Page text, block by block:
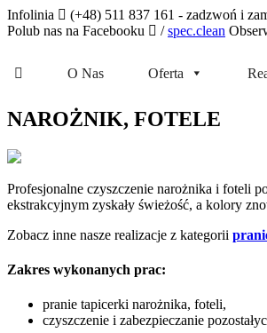
Infolinia
(+48) 511 837 161 - zadzwoń i
Polub nas na Facebooku
/spec.clean
O Nas Oferta
NAROŻNIK, FOTELE
Profesjonalne czyszczenie narożnika i foteli
ekstrakcyjnym zyskały świeżość, a kolory
Zobacz inne nasze realizacje z kategorii
Zakres wykonanych prac:
pranie tapicerki narożnika, foteli,
czyszczenie i zabezpieczanie